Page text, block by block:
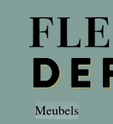
Meubels